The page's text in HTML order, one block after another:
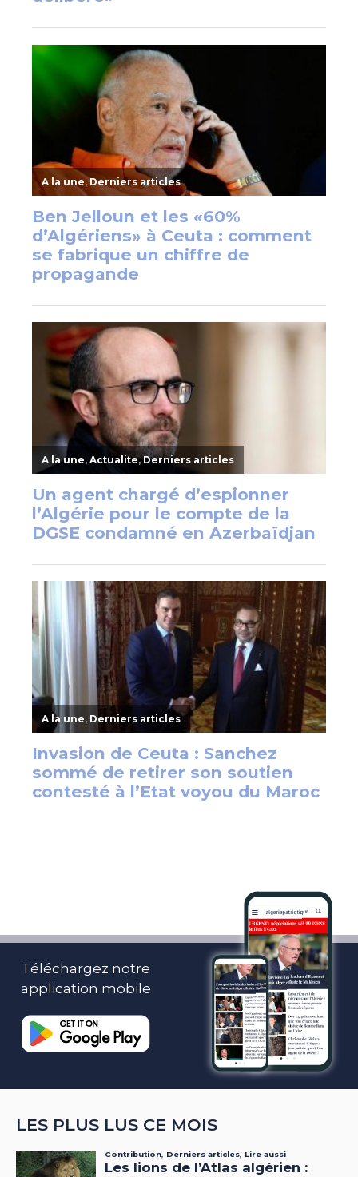
Téléchargez notre
application mobile
LES PLUS LUS CE MOIS